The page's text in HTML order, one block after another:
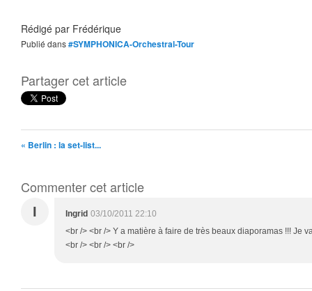
Rédigé par Frédérique
Publié dans#SYMPHONICA-Orchestral-Tour
Partager cet article
« Berlin : la set-list...
Commenter cet article
I Ingrid 03/10/2011 22:10
<br /> <br /> Y a matière à faire de très beaux diaporamas !!! Je
<br /> <br /> <br />